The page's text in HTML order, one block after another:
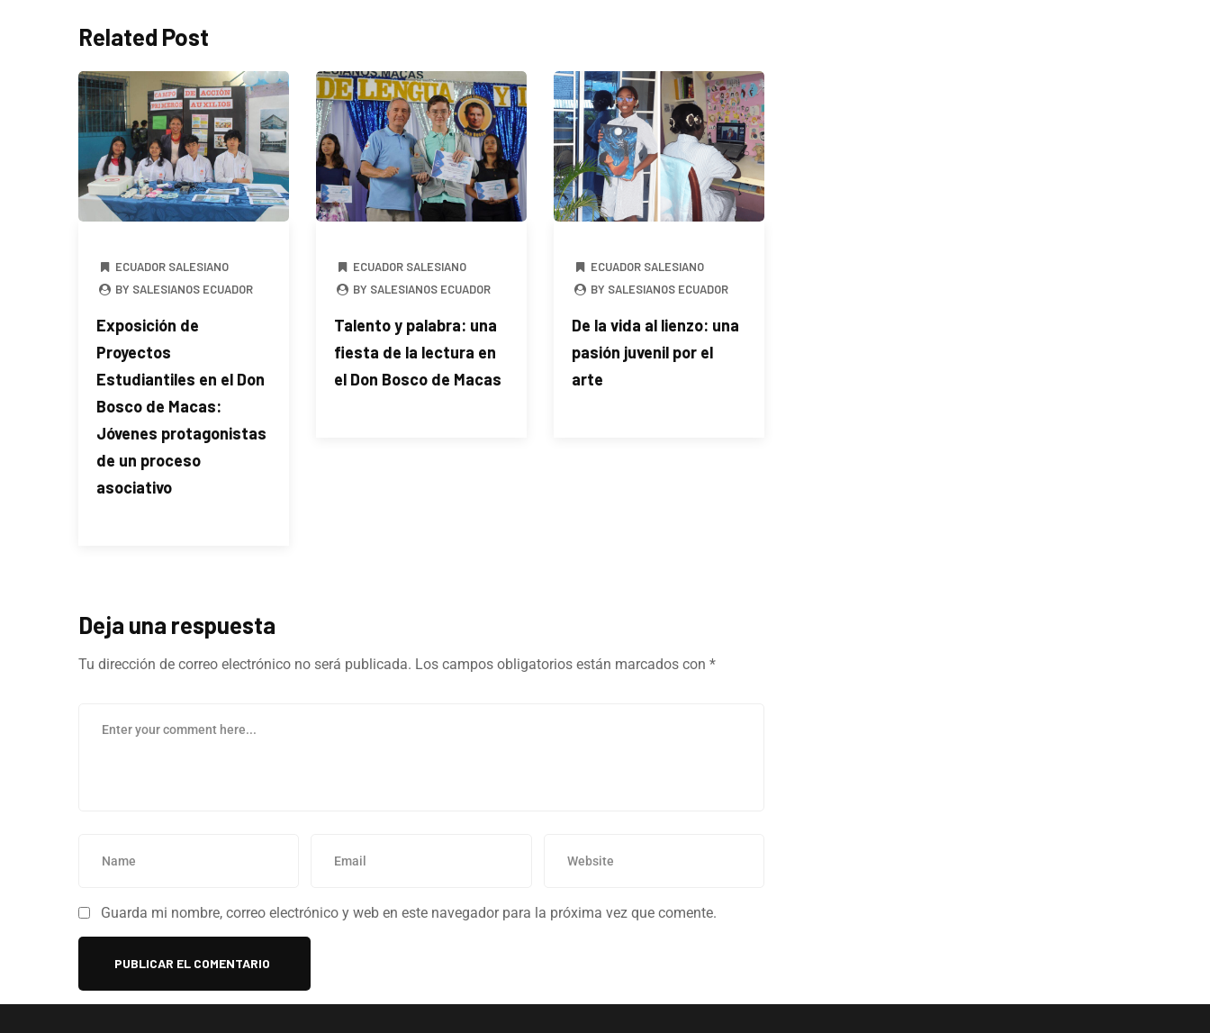
Related Post
ECUADOR SALESIANO
BY SALESIANOS ECUADOR
Exposición de
Proyectos
Estudiantiles en el Don
Bosco de Macas:
Jóvenes protagonistas
de un proceso
asociativo
ECUADOR SALESIANO
BY SALESIANOS ECUADOR
Talento y palabra: una
fiesta de la lectura en
el Don Bosco de Macas
ECUADOR SALESIANO
BY SALESIANOS ECUADOR
De la vida al lienzo: una
pasión juvenil por el
arte
Deja una respuesta
Tu dirección de correo electrónico no será publicada. Los campos obligatorios están marcados con *
Guarda mi nombre, correo electrónico y web en este navegador para la próxima vez que comente.